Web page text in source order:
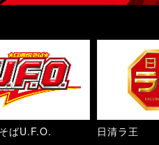
ばU.F.O. 日清ラ王